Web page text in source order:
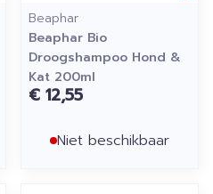
Beaphar
Beaphar Bio
Droogshampoo Hond &
Kat 200ml
€ 12,55
Niet beschikbaar